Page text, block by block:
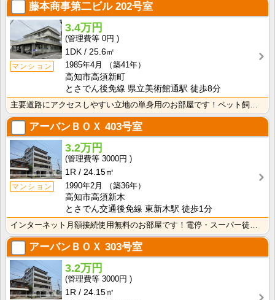
藤本商事第二ビル202号室
マンション
3.4万円
0円
1DK
25.6㎡
1985年4月
（築41年）
高知市高須新町
とさでん後免線 県立美術館通駅 徒歩8分
主要道路にアクセスしやすい立地の単身用のお部屋です！ペット飼育相談可☆南向きバルコニー・日当たり良好･･･
アーバンＢＯＸ 403号室
マンション
3.2万円
3000円
1R
24.15㎡
1990年2月
（築36年）
高知市高須新木
とさでん交通後免線 東新木駅 徒歩1分
インターネット月額接続使用無料のお部屋です！電停・スーパー徒歩圏内！生活に便利な立地条件です♪防犯カ･･･
アーバンＢＯＸ 303号室
3.2万円
3000円
1R
24.15㎡